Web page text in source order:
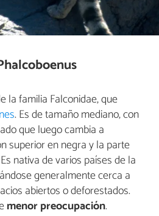
la familia Falconidae, que
. Es de tamaño mediano, con
que luego cambia a
superior en negra y la parte
nativa de varios países de la
generalmente cerca a
abiertos o deforestados.
menor preocupación.